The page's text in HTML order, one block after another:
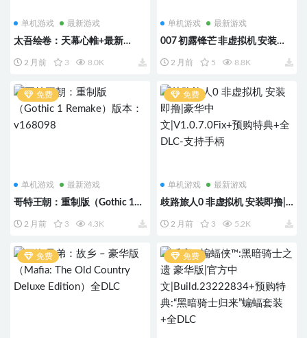
单机游戏 最新游戏
太吾绘卷：天幕心帷+最新
2 月前 3 8.0K
单机游戏 最新游戏
007 初露锋芒 非虚拟机 安装即
文|Build.23531465+预购特典
2 月前 5 8.8K
免费
单机游戏 最新游戏
哥特王朝：重制版（Gothic 1
2 月前 3 4.3K
免费
单机游戏 最新游戏
歧路旅人0 非虚拟机 安装即撸|
+全DLC-支持手柄
2 月前 3 5.2K
免费 免费